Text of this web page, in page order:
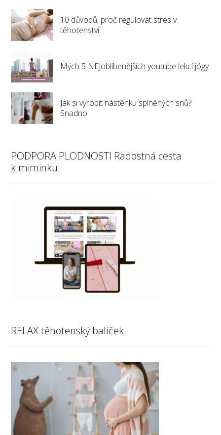
10 důvodů, proč regulovat stres v
těhotenství
Mých 5 NEJoblíbenějších youtube lekcí jógy
Jak si vyrobit nástěnku splněných snů?
Snadno
PODPORA PLODNOSTI Radostná cesta
k miminku
RELAX těhotenský balíček